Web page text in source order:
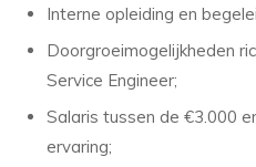
Interne opleiding en
Doorgroeimogelijkheden
Service Engineer;
Salaris tussen de €3.000
ervaring;